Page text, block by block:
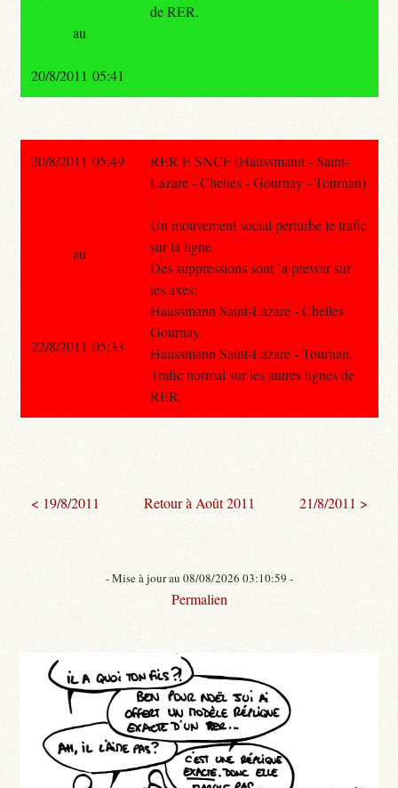
de RER.
au
20/8/2011 05:41
20/8/2011 05:49
RER E SNCF (Haussmann - Saint-
Lazare - Chelles - Gournay - Tournan)
:
Un mouvement social perturbe le trafic
sur la ligne.
Des suppressions sont `a prevoir sur
les axes:
Haussmann Saint-Lazare - Chelles
Gournay.
Haussmann Saint-Lazare - Tournan.
Trafic normal sur les autres lignes de
RER.
au
22/8/2011 05:33
< 19/8/2011 Retour à Août 2011 21/8/2011 >
- Mise à jour au 08/08/2026 03:10:59 -
Permalien